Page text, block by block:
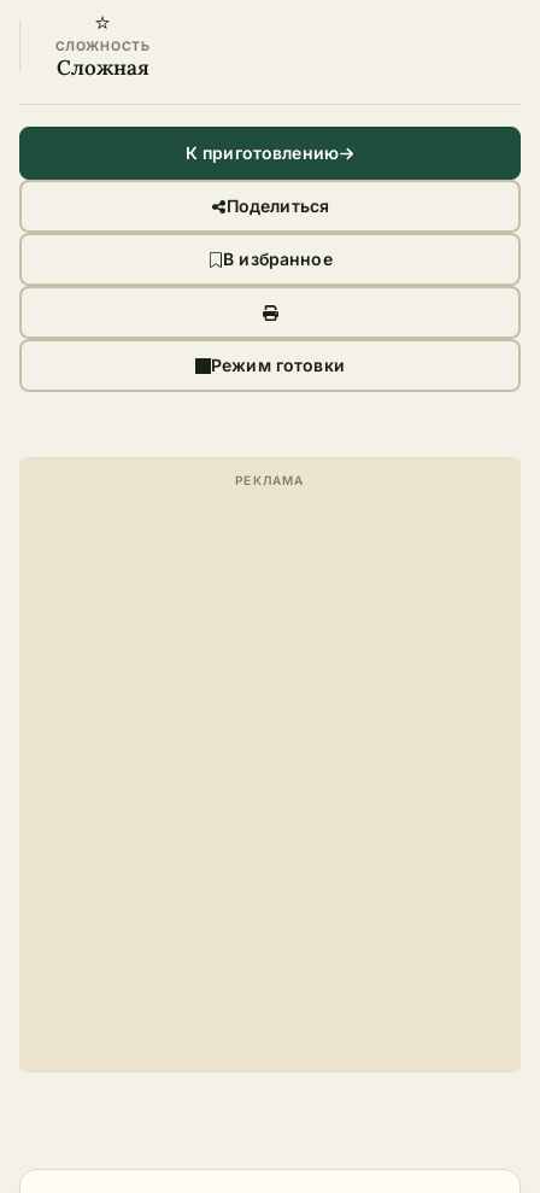
⭐
СЛОЖНОСТЬ
Сложная
К приготовлению
Поделиться
В избранное
Режим готовки